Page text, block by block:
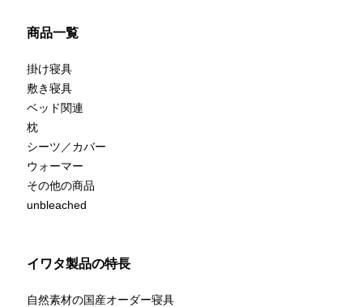
商品一覧
掛け寝具
敷き寝具
ベッド関連
枕
シーツ／カバー
ウォーマー
その他の商品
unbleached
イワタ製品の特長
自然素材の国産オーダー寝具